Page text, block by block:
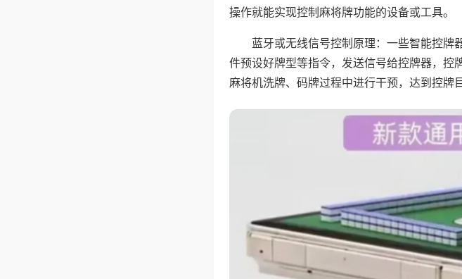
操作就能实现控制麻将牌功能的设备或工具。
蓝牙或无线信号控制原理：一些智能控牌
件预设好牌型等指令，发送信号给控牌器，控
麻将机洗牌、码牌过程中进行干预，达到控牌目